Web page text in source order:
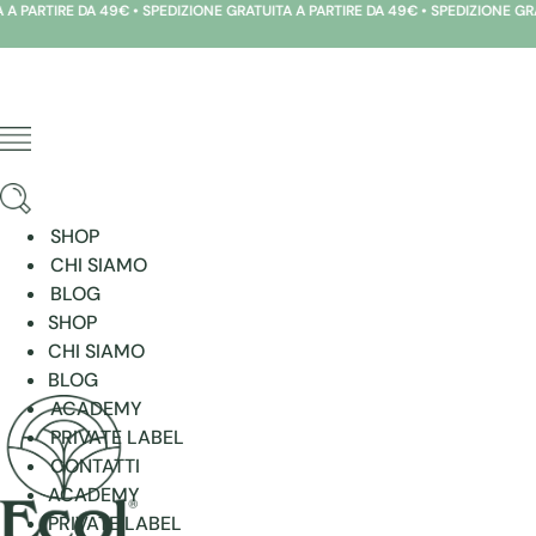
Vai
al
49€ • SPEDIZIONE GRATUITA A PARTIRE DA 49€ • SPEDIZIONE GRATUITA
SHOP
CHI SIAMO
BLOG
SHOP
CHI SIAMO
BLOG
ACADEMY
PRIVATE LABEL
CONTATTI
ACADEMY
PRIVATE LABEL